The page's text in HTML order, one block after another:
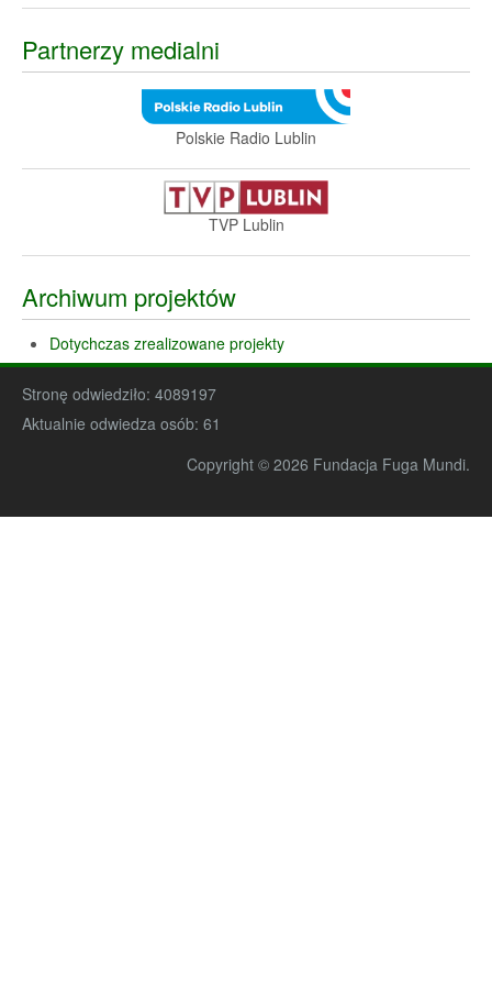
Partnerzy medialni
Polskie Radio Lublin
TVP Lublin
Archiwum projektów
Dotychczas zrealizowane projekty
Stronę odwiedziło: 4089197
Aktualnie odwiedza osób: 61
Copyright © 2026 Fundacja Fuga Mundi.